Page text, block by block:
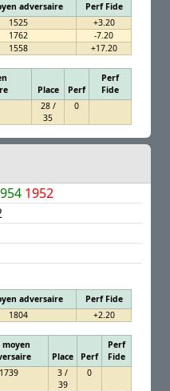
adversaire
Perf Fide
1525
+3.20
1762
-7.20
1558 +17.20
Place Perf
Perf
Fide
28 /
35
0
1952
adversaire
Perf Fide
1804 +2.20
moyen
Place Perf
Perf
Fide
1739
3 /
39
0